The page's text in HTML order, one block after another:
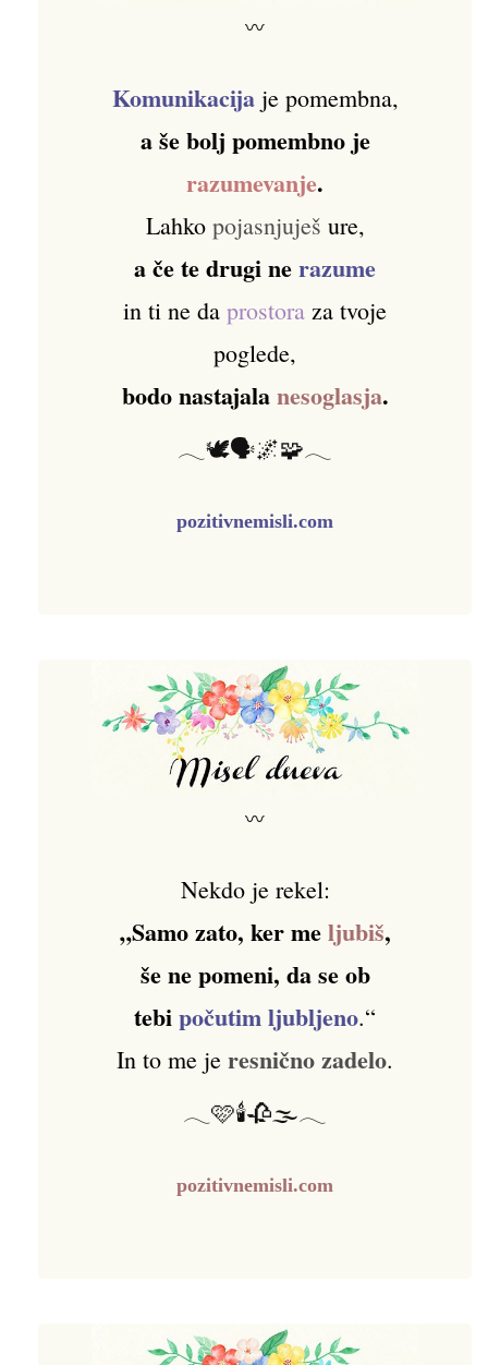
〰
Komunikacijaje pomembna,
a še bolj pomembno je
razumevanje.
Lahko pojasnjuješ ure,
a če te drugi nerazume
in ti ne da prostora za tvoje
poglede,
bodo nastajalanesoglasja.
𓂃🕊️🗣️🌌🧩𓂃
pozitivnemisli.com
〰
Nekdo je rekel:
„Samo zato, ker meljubiš,
še ne pomeni, da se ob
tebipočutim ljubljeno.“
In to me je resnično zadelo.
𓂃🩷🕯️🥀🌫️𓂃
pozitivnemisli.com